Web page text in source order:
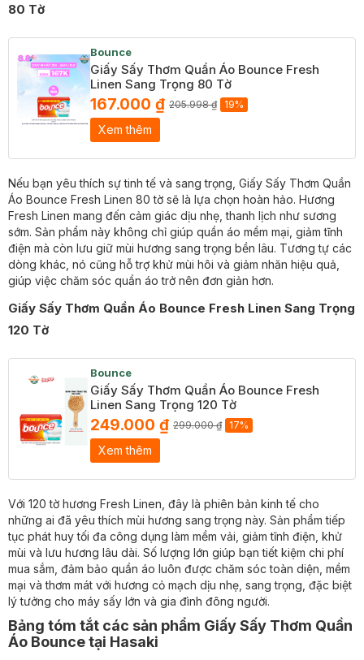
80 Tờ
Bounce
Giấy Sấy Thơm Quần Áo Bounce Fresh
Linen Sang Trọng 80 Tờ
167.000 ₫ 205.998 ₫ 19%
Xem thêm
Nếu bạn yêu thích sự tinh tế và sang trọng, Giấy Sấy Thơm Quần
Áo Bounce Fresh Linen 80 tờ sẽ là lựa chọn hoàn hảo. Hương
Fresh Linen mang đến cảm giác dịu nhẹ, thanh lịch như sương
sớm. Sản phẩm này không chỉ giúp quần áo mềm mại, giảm tĩnh
điện mà còn lưu giữ mùi hương sang trọng bền lâu. Tương tự các
dòng khác, nó cũng hỗ trợ khử mùi hôi và giảm nhăn hiệu quả,
giúp việc chăm sóc quần áo trở nên đơn giản hơn.
Giấy Sấy Thơm Quần Áo Bounce Fresh Linen Sang Trọng
120 Tờ
Bounce
Giấy Sấy Thơm Quần Áo Bounce Fresh
Linen Sang Trọng 120 Tờ
249.000 ₫ 299.000 ₫ 17%
Xem thêm
Với 120 tờ hương Fresh Linen, đây là phiên bản kinh tế cho
những ai đã yêu thích mùi hương sang trọng này. Sản phẩm tiếp
tục phát huy tối đa công dụng làm mềm vải, giảm tĩnh điện, khử
mùi và lưu hương lâu dài. Số lượng lớn giúp bạn tiết kiệm chi phí
mua sắm, đảm bảo quần áo luôn được chăm sóc toàn diện, mềm
mại và thơm mát với hương cỏ mạch dịu nhẹ, sang trọng, đặc biệt
lý tưởng cho máy sấy lớn và gia đình đông người.
Bảng tóm tắt các sản phẩm Giấy Sấy Thơm Quần
Áo Bounce tại Hasaki